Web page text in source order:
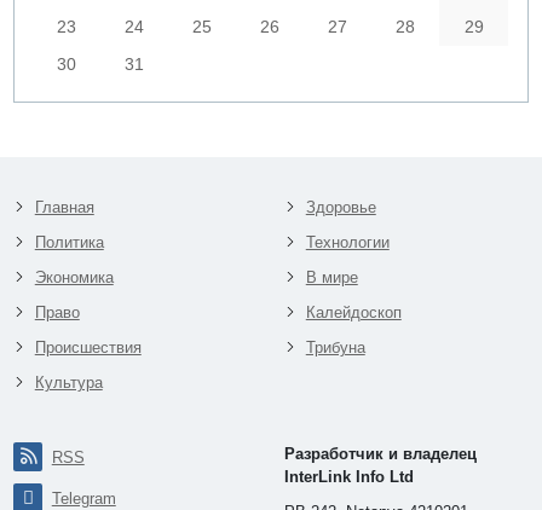
23
24 25 26 27 28
29
30
31
Главная
Политика
Экономика
Право
Происшествия
Культура
Здоровье
Технологии
В мире
Калейдоскоп
Трибуна
RSS
Telegram
Разработчик и владелец
InterLink Info Ltd